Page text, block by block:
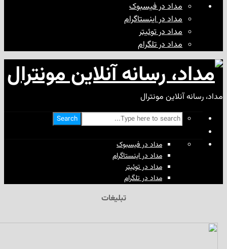
مداد در فیسبوک
مداد در اینستاگرام
مداد در توئیتر
مداد در تلگرام
مونترال
Search
مداد در فیسبوک
مداد در اینستاگرام
مداد در توئیتر
مداد در تلگرام